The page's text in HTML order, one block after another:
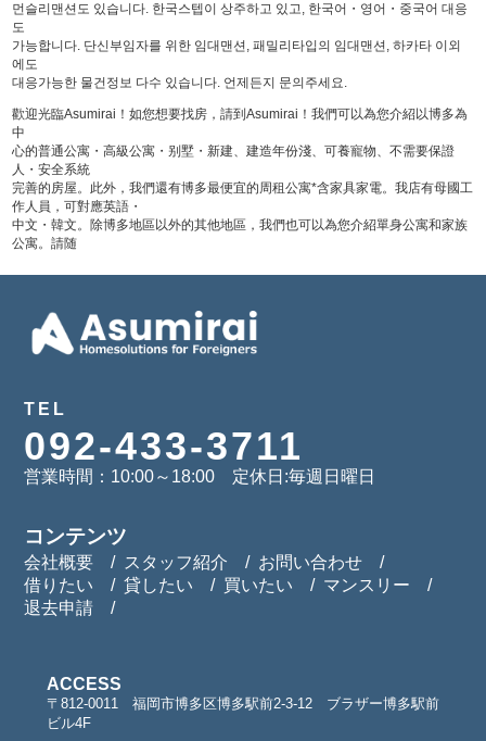
먼슬리맨션도 있습니다. 한국스텝이 상주하고 있고, 한국어・영어・중국어 대응
도
가능합니다. 단신부임자를 위한 임대맨션, 패밀리타입의 임대맨션, 하카타 이외
에도
대응가능한 물건정보 다수 있습니다. 언제든지 문의주세요.
歡迎光臨Asumirai！如您想要找房，請到Asumirai！我們可以為您介紹以博多為
中
心的普通公寓・高級公寓・别墅・新建、建造年份淺、可養寵物、不需要保證
人・安全系統
完善的房屋。此外，我們還有博多最便宜的周租公寓*含家具家電。我店有母國工
作人員，可對應英語・
中文・韓文。除博多地區以外的其他地區，我們也可以為您介紹單身公寓和家族
公寓。請随
TEL
092-433-3711
営業時間：10:00～18:00 定休日:毎週日曜日
コンテンツ
会社概要 スタッフ紹介
お問い合わせ
借りたい
貸したい 買いたい
マンスリー
退去申請
ACCESS
〒812-0011 福岡市博多区博多駅前2-3-12 ブラザー博多駅前
ビル4F